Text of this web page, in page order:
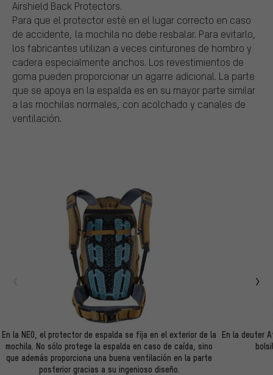
Airshield Back Protectors.
Para que el protector esté en el lugar correcto en caso
de accidente, la mochila no debe resbalar. Para evitarlo,
los fabricantes utilizan a veces cinturones de hombro y
cadera especialmente anchos. Los revestimientos de
goma pueden proporcionar un agarre adicional. La parte
que se apoya en la espalda es en su mayor parte similar
a las mochilas normales, con acolchado y canales de
ventilación.
En la NEO, el protector de espalda se fija en el exterior de la
mochila. No sólo protege la espalda en caso de caída, sino
que además proporciona una buena ventilación en la parte
posterior gracias a su ingenioso diseño.
En la deuter